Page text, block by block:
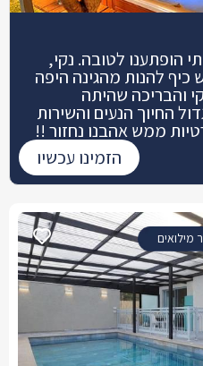
מילואים
הופתענו לטובה. נקי,
להנות מהגינה היפה
והבריכה שהיתה
החיוך הנעים והשירות
ממש אהבנו נחזור !!
הזמינו עכשיו